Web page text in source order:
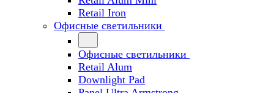
Retail Iron
Офисные светильники
Офисные светильники
Retail Alum
Downlight Pad